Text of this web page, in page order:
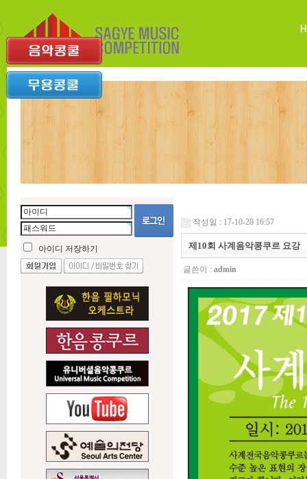
아이디 저장하기
작성일 : 17-10-28 16:57
제10회 사계음악콩쿠르 요강
글쓴이 : admin